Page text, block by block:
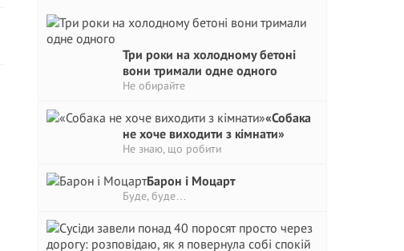
Три роки на холодному бетоні
вони тримали одне одного
Не обирайте
«Собака
не хоче виходити з кімнати»
Не знаю, що робити
Барон і Моцарт
Буде, буде…